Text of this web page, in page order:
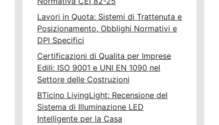
Lavori in Quota: Sistemi di Trattenuta e
Posizionamento, Obblighi Normativi e
DPI Specifici
Certificazioni di Qualita per Imprese
Edili: ISO 9001 e UNI EN 1090 nel
Settore delle Costruzioni
BTicino LivingLight: Recensione del
Sistema di Illuminazione LED
Intelligente per la Casa